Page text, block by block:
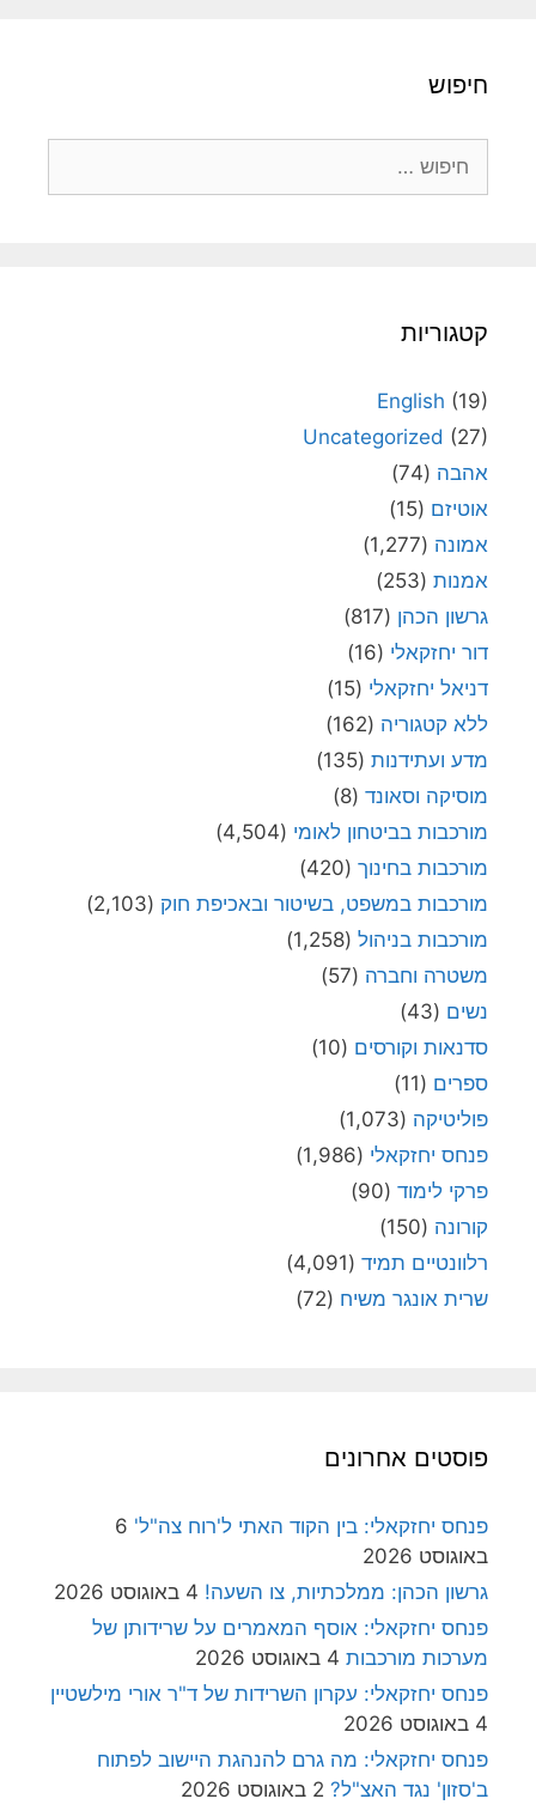
חיפוש
קטגוריות
English (19)
Uncategorized (27)
אהבה (74)
אוטיזם (15)
אמונה (1,277)
אמנות (253)
גרשון הכהן (817)
דור יחזקאלי (16)
דניאל יחזקאלי (15)
ללא קטגוריה (162)
מדע ועתידנות (135)
מוסיקה וסאונד (8)
מורכבות בביטחון לאומי (4,504)
מורכבות בחינוך (420)
מורכבות במשפט, בשיטור ובאכיפת חוק (2,103)
מורכבות בניהול (1,258)
משטרה וחברה (57)
נשים (43)
סדנאות וקורסים (10)
ספרים (11)
פוליטיקה (1,073)
פנחס יחזקאלי (1,986)
פרקי לימוד (90)
קורונה (150)
רלוונטיים תמיד (4,091)
שרית אונגר משיח (72)
פוסטים אחרונים
פנחס יחזקאלי: בין הקוד האתי ל'רוח צה"ל' 6
באוגוסט 2026
גרשון הכהן: ממלכתיות, צו השעה! 4 באוגוסט 2026
פנחס יחזקאלי: אוסף המאמרים על שרידותן של
מערכות מורכבות 4 באוגוסט 2026
פנחס יחזקאלי: עקרון השרידות של ד"ר אורי מילשטיין
4 באוגוסט 2026
פנחס יחזקאלי: מה גרם להנהגת היישוב לפתוח
ב'סזון' נגד האצ"ל? 2 באוגוסט 2026